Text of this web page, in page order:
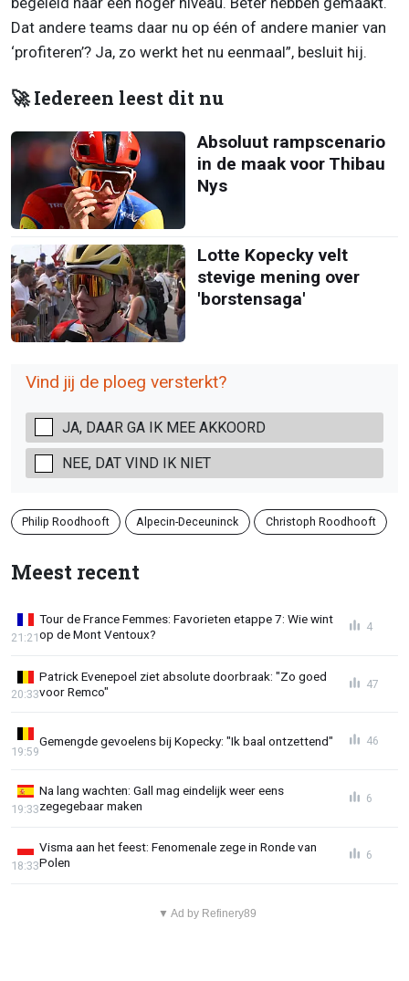
Dat andere teams daar nu op één of andere manier van
‘profiteren’? Ja, zo werkt het nu eenmaal”, besluit hij.
🚀 Iedereen leest dit nu
Absoluut rampscenario
in de maak voor Thibau
Nys
Lotte Kopecky velt
stevige mening over
'borstensaga'
Vind jij de ploeg versterkt?
JA, DAAR GA IK MEE AKKOORD
NEE, DAT VIND IK NIET
Philip Roodhooft Alpecin-Deceuninck Christoph Roodhooft
Meest recent
Tour de France Femmes: Favorieten etappe 7: Wie wint
op de Mont Ventoux?
21:21
4
Patrick Evenepoel ziet absolute doorbraak: "Zo goed
voor Remco"
20:33
47
Gemengde gevoelens bij Kopecky: "Ik baal ontzettend"
19:59
46
Na lang wachten: Gall mag eindelijk weer eens
zegegebaar maken
19:33
6
Visma aan het feest: Fenomenale zege in Ronde van
Polen
18:33
6
▼ Ad by Refinery89